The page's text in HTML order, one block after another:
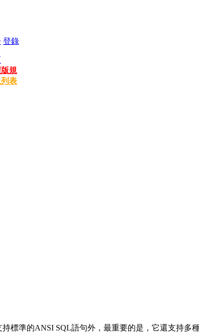
登錄
規
表
標準的ANSI SQL語句外，最重要的是，它還支持多